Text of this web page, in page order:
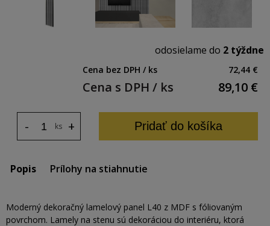
odosielame do 2 týždne
Cena bez DPH / ks 72,44 €
Cena s DPH / ks 89,10 €
ks +
- Pridať do košíka
Popis Prílohy na stiahnutie
Moderný dekoračný lamelový panel L40 z MDF s fóliovaným
povrchom. Lamely na stenu sú dekoráciou do interiéru, ktorá